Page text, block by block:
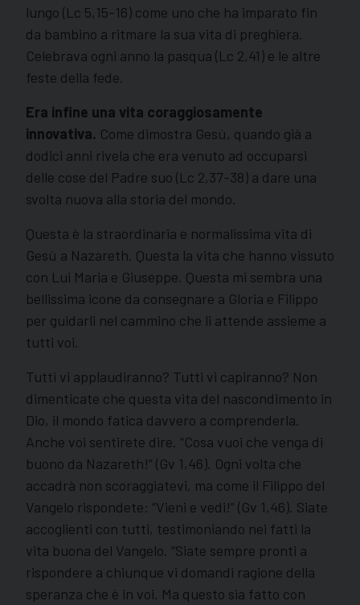
lungo (Lc 5,15-16) come uno che ha imparato fin
da bambino a ritmare la sua vita di preghiera.
Celebrava ogni anno la pasqua (Lc 2,41) e le altre
feste della fede.
Era infine una vita coraggiosamente
innovativa. Come dimostra Gesù, quando già a
dodici anni rivela che era venuto ad occuparsi
delle cose del Padre suo (Lc 2,37-38) a dare una
svolta nuova alla storia del mondo.
Questa è la straordinaria e normalissima vita di
Gesù a Nazareth. Questa la vita che hanno vissuto
con Lui Maria e Giuseppe. Questa mi sembra una
bellissima icone da consegnare a Gloria e Filippo
per guidarli nel cammino che li attende assieme a
tutti voi.
Tutti vi applaudiranno? Tutti vi capiranno? Non
dimenticate che questa vita del nascondimento in
Dio, il mondo fatica davvero a comprenderla.
Anche voi sentirete dire. “Cosa vuoi che venga di
buono da Nazareth!” (Gv 1,46). Ogni volta che
accadrà non scoraggiatevi, ma come il Filippo del
Vangelo rispondete: “Vieni e vedi!” (Gv 1,46). Siate
accoglienti con tutti, testimoniando nei fatti la
vita buona del Vangelo. “Siate sempre pronti a
rispondere a chiunque vi domandi ragione della
speranza che è in voi. Ma questo sia fatto con